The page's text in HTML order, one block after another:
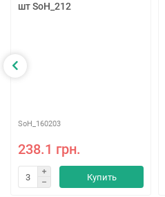
шт SoH_212
SoH_160203
238.1 грн.
Купить